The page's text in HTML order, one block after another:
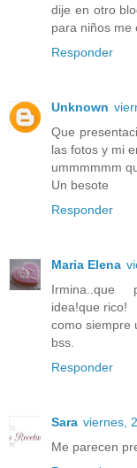
dije en otro
para niños me
Responder
Unknown
Que
las fotos y mi
ummmmmm
Un besote
Responder
Maria Elena
Irmina..que
idea!que rico!
como siempre
bss.
Responder
Sara viernes,
Me parecen